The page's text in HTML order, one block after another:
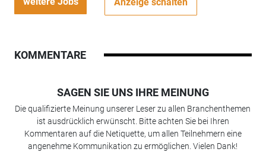
KOMMENTARE
SAGEN SIE UNS IHRE MEINUNG
Die qualifizierte Meinung unserer Leser zu allen Branchenthemen
ist ausdrücklich erwünscht. Bitte achten Sie bei Ihren
Kommentaren auf die Netiquette, um allen Teilnehmern eine
angenehme Kommunikation zu ermöglichen. Vielen Dank!